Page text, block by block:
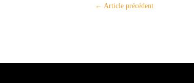
← Article précédent